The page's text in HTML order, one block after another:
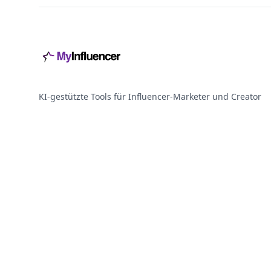
KI-gestützte Tools für Influencer-Marketer und Creator